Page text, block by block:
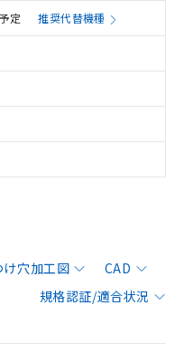
定 推奨代替機種
け穴加工図
CAD
規格認証/適合状況